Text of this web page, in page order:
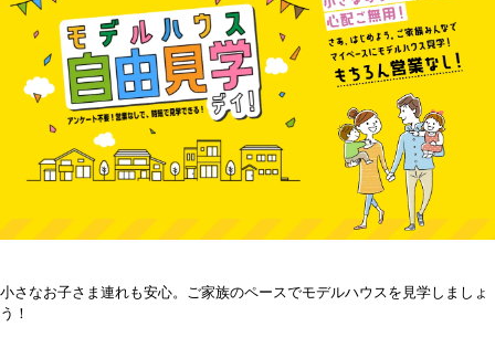
小さなお子さま連れも安心。ご家族のペースでモデルハウスを見学しましょ
う！